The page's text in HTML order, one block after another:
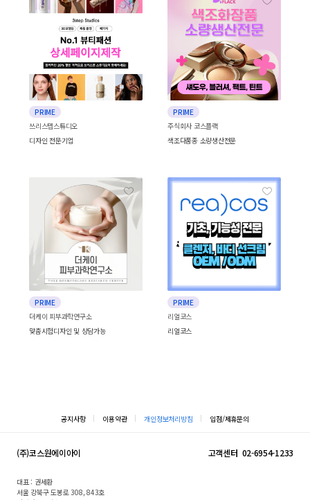
PRIME
쓰리스텝스튜디오
디자인 전문기업
PRIME
주식회사 코스플랙
색조다품종 소량생산전문
PRIME
더케이 피부과학연구소
맞춤시험디자인 및 상담가능
PRIME
리얼코스
리얼코스
공지사항 이용약관 개인정보처리방침 입점/제휴문의
(주)코스원에이아이
대표 : 권세환
서울 강북구 도봉로 308, 843호
고객센터 02-6954-1233